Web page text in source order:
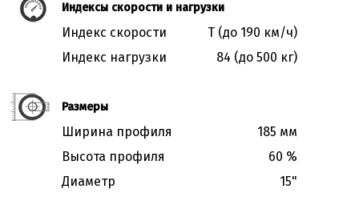
Индексы скорости и нагрузки
Индекс скорости
T (до 190 км/ч)
Индекс нагрузки
84 (до 500 кг)
Размеры
Ширина профиля
185 мм
Высота профиля
60 %
Диаметр
15"